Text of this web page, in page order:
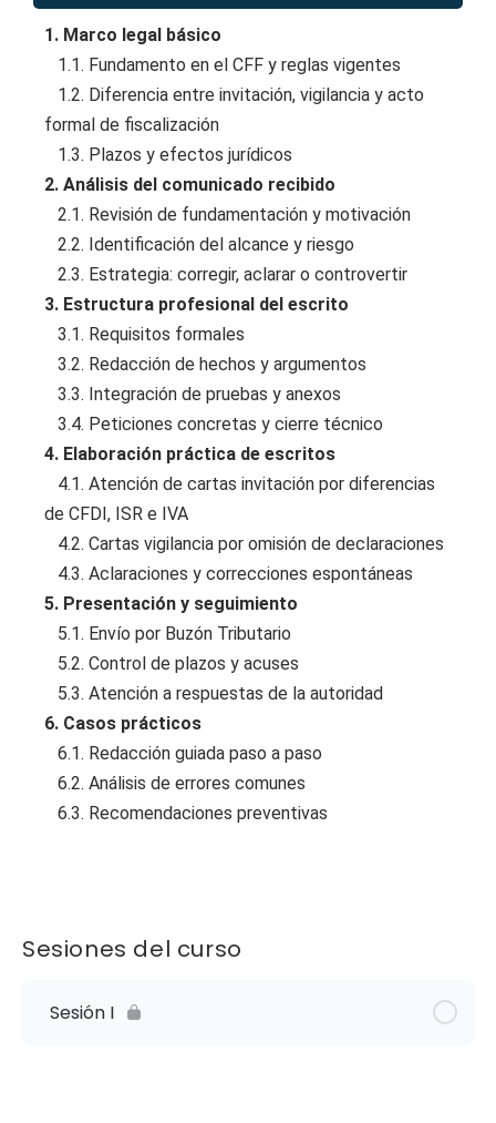
1. Marco legal básico
1.1. Fundamento en el CFF y reglas vigentes
1.2. Diferencia entre invitación, vigilancia y acto
formal de fiscalización
1.3. Plazos y efectos jurídicos
2. Análisis del comunicado recibido
2.1. Revisión de fundamentación y motivación
2.2. Identificación del alcance y riesgo
2.3. Estrategia: corregir, aclarar o controvertir
3. Estructura profesional del escrito
3.1. Requisitos formales
3.2. Redacción de hechos y argumentos
3.3. Integración de pruebas y anexos
3.4. Peticiones concretas y cierre técnico
4. Elaboración práctica de escritos
4.1. Atención de cartas invitación por diferencias
de CFDI, ISR e IVA
4.2. Cartas vigilancia por omisión de declaraciones
4.3. Aclaraciones y correcciones espontáneas
5. Presentación y seguimiento
5.1. Envío por Buzón Tributario
5.2. Control de plazos y acuses
5.3. Atención a respuestas de la autoridad
6. Casos prácticos
6.1. Redacción guiada paso a paso
6.2. Análisis de errores comunes
6.3. Recomendaciones preventivas
Sesiones del curso
Sesión I